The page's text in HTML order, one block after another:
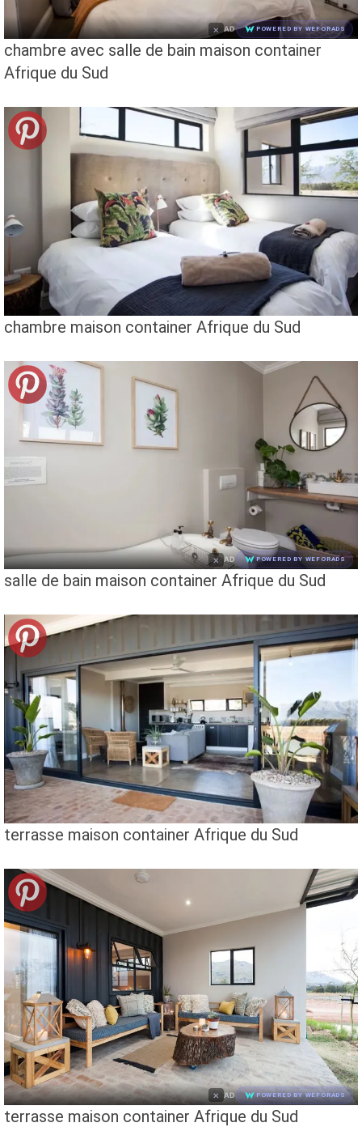
× AD POWERED BY WEFORADS
chambre avec salle de bain maison container
Afrique du Sud
chambre maison container Afrique du Sud
× AD POWERED BY WEFORADS
salle de bain maison container Afrique du Sud
terrasse maison container Afrique du Sud
× AD POWERED BY WEFORADS
terrasse maison container Afrique du Sud